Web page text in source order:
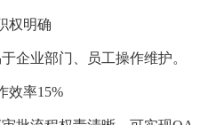
权明确
企业部门、员工操作维护。
效率15%